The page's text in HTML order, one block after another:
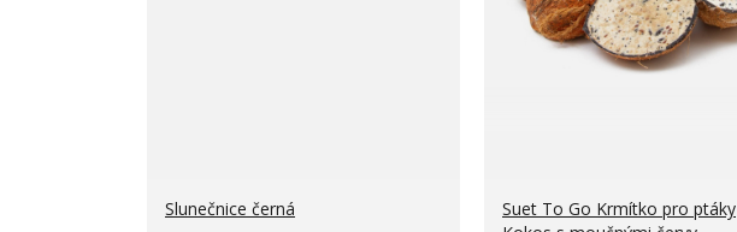
Slunečnice černá
Suet To Go Krmítko pro ptáky